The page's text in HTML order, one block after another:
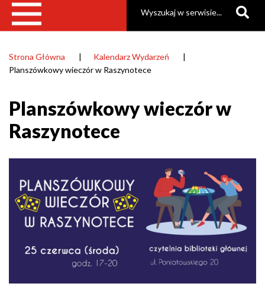
Ścieżka
Strona Główna
Kalendarz Wydarzeń
Planszówkowy wieczór w Raszynotece
Planszówkowy wieczór w
Raszynotece